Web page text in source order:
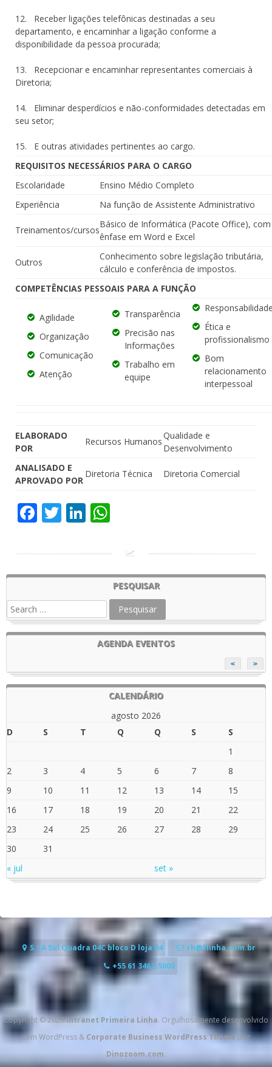
12. Receber ligações telefônicas destinadas a seu
departamento, e encaminhar a ligação conforme a
disponibilidade da pessoa procurada;
13. Recepcionar e encaminhar representantes comerciais à
Diretoria;
14. Eliminar desperdícios e não-conformidades detectadas em
seu setor;
15. E outras atividades pertinentes ao cargo.
REQUISITOS NECESSÁRIOS PARA O CARGO
Escolaridade
Ensino Médio Completo
Experiência
Na função de Assistente Administrativo
Treinamentos/cursos
Básico de Informática (Pacote Office), com
ênfase em Word e Excel
Outros
Conhecimento sobre legislação tributária,
cálculo e conferência de impostos.
COMPETÊNCIAS PESSOAIS PARA A FUNÇÃO
Agilidade
Organização
Comunicação
Atenção
Transparência
Precisão nas
Informações
Trabalho em
equipe
Ética e
profissionalismo
Bom
relacionamento
interpessoal
ELABORADO
POR
Recursos Humanos
Qualidade e
Desenvolvimento
ANALISADO E
APROVADO POR
Diretoria Técnica Diretoria Comercial
Facebook
TwitterLinkedIn
PESQUISAR
AGENDA EVENTOS
< >
CALENDÁRIO
agosto 2026
D
S T Q Q S
S
1
2
3 4 5 6 7
8
9
10 11 12 13 14
15
16
17 18 19 20 21
22
23
24 25 26 27 28
29
30
31
« jul
set »
S.I.A Sul Quadra 04C bloco D loja 84
rh@1linha.com.br
+55 61 3462-5000
Copyright © 2026Intranet Primeira Linha. Orgulhosamente desenvolvido
com WordPress & Corporate Business WordPress Themepor
Dinozoom.com.